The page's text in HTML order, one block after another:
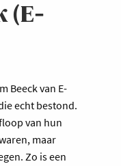
(E-
Beeck van E-
echt bestond.
van hun
maar
Zo is een